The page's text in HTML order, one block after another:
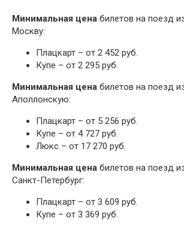
Минимальная цена билетов на поезд
Москву:
Плацкарт – от 2 452 руб.
Купе – от 2 295 руб.
Минимальная цена билетов на поезд
Аполлонскую:
Плацкарт – от 5 256 руб.
Купе – от 4 727 руб.
Люкс – от 17 270 руб.
Минимальная цена билетов на поезд
Санкт-Петербург:
Плацкарт – от 3 609 руб.
Купе – от 3 369 руб.